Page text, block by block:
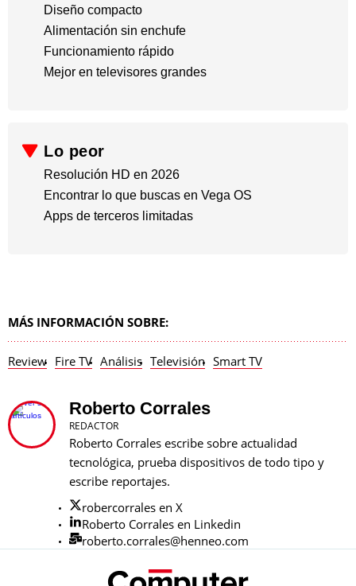
Diseño compacto
Alimentación sin enchufe
​Funcionamiento rápido
​Mejor en televisores grandes
Lo peor
Resolución HD en 2026
​Encontrar lo que buscas en Vega OS
​Apps de terceros limitadas
MÁS INFORMACIÓN SOBRE:
Review Fire TV Análisis Televisión Smart TV
Roberto Corrales
REDACTOR
Roberto Corrales escribe sobre actualidad
tecnológica, prueba dispositivos de todo tipo y
escribe reportajes.
robercorrales en X
Roberto Corrales en Linkedin
roberto.corrales@henneo.com